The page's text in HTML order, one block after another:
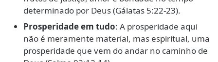
determinado por Deus (Gálatas 5:22-23).
Prosperidade em tudo: A prosperidade aqui
não é meramente material, mas espiritual, uma
prosperidade que vem do andar no caminho de